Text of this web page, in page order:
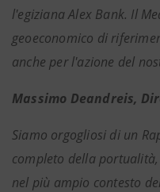
l'egiziana Alex Bank. Il
geoeconomico di
anche per l'azione del
Massimo Deandreis,
Siamo orgogliosi di un
completo della
nel più ampio contesto